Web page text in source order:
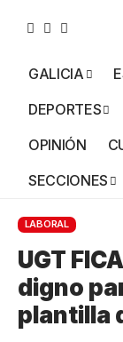
GALICIA
DEPORTES
OPINIÓN
SECCIONES
LABORAL
UGT
digno
plantilla